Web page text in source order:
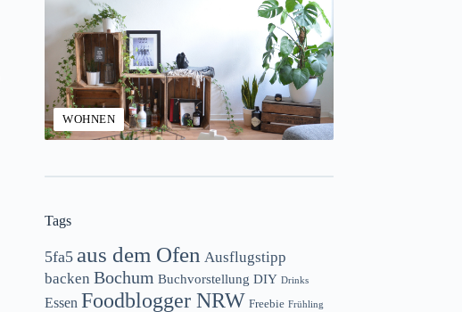
WOHNEN
Tags
5fa5 aus dem Ofen Ausflugstipp
backen Bochum Buchvorstellung DIY Drinks
Essen Foodblogger NRW Freebie Frühling